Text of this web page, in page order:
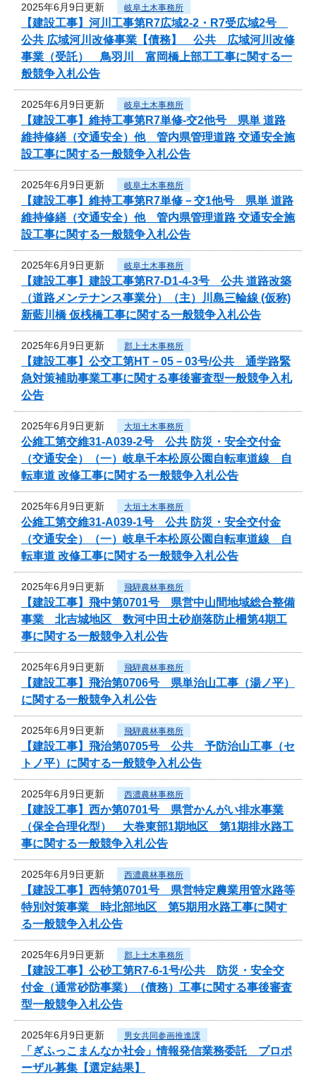
2025年6月9日更新 岐阜土木事務所
【建設工事】河川工事第R7広域2-2・R7受広域2号
公共 広域河川改修事業【債務】 公共 広域河川改修
事業（受託） 鳥羽川 富岡橋上部工工事に関する一
般競争入札公告
2025年6月9日更新 岐阜土木事務所
【建設工事】維持工事第R7単修-交2他号 県単 道路
維持修繕（交通安全）他 管内県管理道路 交通安全施
設工事に関する一般競争入札公告
2025年6月9日更新 岐阜土木事務所
【建設工事】維持工事第R7単修－交1他号 県単 道路
維持修繕（交通安全）他 管内県管理道路 交通安全施
設工事に関する一般競争入札公告
2025年6月9日更新 岐阜土木事務所
【建設工事】建設工事第R7-D1-4-3号 公共 道路改築
（道路メンテナンス事業分）（主）川島三輪線 (仮称)
新藍川橋 仮桟橋工事に関する一般競争入札公告
2025年6月9日更新 郡上土木事務所
【建設工事】公交工第HT－05－03号/公共 通学路緊
急対策補助事業工事に関する事後審査型一般競争入札
公告
2025年6月9日更新 大垣土木事務所
公維工第交維31-A039-2号 公共 防災・安全交付金
（交通安全）（一）岐阜千本松原公園自転車道線 自
転車道 改修工事に関する一般競争入札公告
2025年6月9日更新 大垣土木事務所
公維工第交維31-A039-1号 公共 防災・安全交付金
（交通安全）（一）岐阜千本松原公園自転車道線 自
転車道 改修工事に関する一般競争入札公告
2025年6月9日更新 飛騨農林事務所
【建設工事】飛中第0701号 県営中山間地域総合整備
事業 北吉城地区 数河中田土砂崩落防止柵第4期工
事に関する一般競争入札公告
2025年6月9日更新 飛騨農林事務所
【建設工事】飛治第0706号 県単治山工事（湯ノ平）
に関する一般競争入札公告
2025年6月9日更新 飛騨農林事務所
【建設工事】飛治第0705号 公共 予防治山工事（セ
トノ平）に関する一般競争入札公告
2025年6月9日更新 西濃農林事務所
【建設工事】西か第0701号 県営かんがい排水事業
（保全合理化型） 大巻東部1期地区 第1期排水路工
事に関する一般競争入札公告
2025年6月9日更新 西濃農林事務所
【建設工事】西特第0701号 県営特定農業用管水路等
特別対策事業 時北部地区 第5期用水路工事に関す
る一般競争入札公告
2025年6月9日更新 郡上土木事務所
【建設工事】公砂工第R7-6-1号/公共 防災・安全交
付金（通常砂防事業）（債務）工事に関する事後審査
型一般競争入札公告
2025年6月9日更新 男女共同参画推進課
「ぎふっこまんなか社会」情報発信業務委託 プロポ
ーザル募集【選定結果】